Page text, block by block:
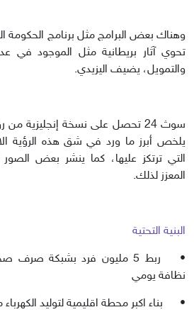
وهناك بعض البرامج مثل برنامج الحكومة
تحوي آثار بريطانية مثل الموجود في
والتمويل، يضيف اليزيدي.
يلخص أبرز ما ورد في شق هذه الرؤية
التي ترتكز عليها، كما ينشر بعض الصور
المعزز لذلك.
البنية التحتية
•
ربط 5 مليون فرد بشبكة صرف
نظافة يومي
• بناء اكبر محطة اقليمية لتوليد